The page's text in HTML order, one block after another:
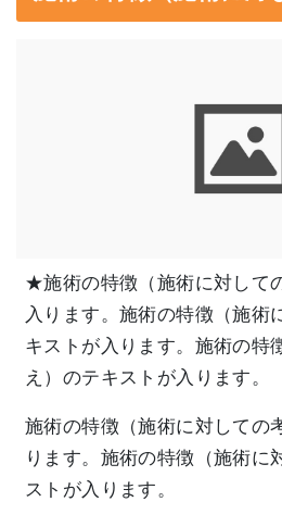
★施術の特徴（施術に対して
入ります。施術の特徴（施術
キストが入ります。施術の特
え）のテキストが入ります。
施術の特徴（施術に対しての
ります。施術の特徴（施術に
ストが入ります。